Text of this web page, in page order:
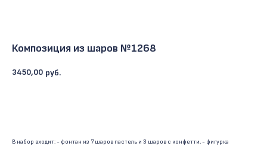
Композиция из шаров №1268
3450,00 руб.
В набор входит: - фонтан из 7 шаров пастель и 3 шаров с конфетти, - фигурка